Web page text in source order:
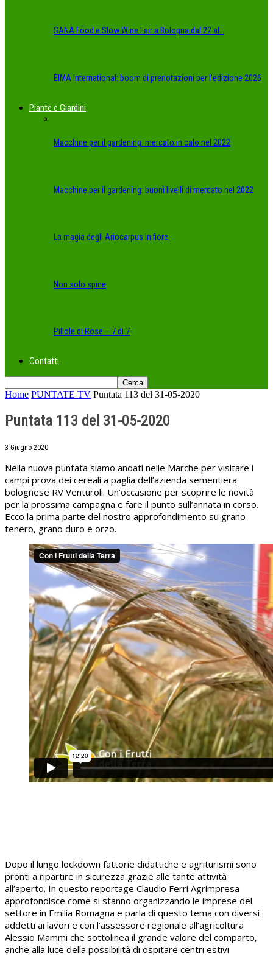
SANA Food e Slow Wine Fair a Bologna dal 22 al…
EIMA International: boom di prenotazioni per l’edizione 2026
Piante e Giardini
Macchine per il gardening: mercato in calo nel 2022
Macchine per il gardening: buoni livelli di mercato nel 2022
La magia degli Ariocarpus in fiore
Non solo spine
Pillole di Rose – 7 di 7
Contatti
Home PUNTATE TV Puntata 113 del 31-05-2020
Puntata 113 del 31-05-2020
3 Giugno 2020
Nella nuova puntata siamo andati nelle Marche per visitare i
campi prova dei cereali a paglia dell’azienda sementiera
bolognese RV Venturoli. Un’occasione per scoprire le novità
per la prossima campagna e fare il punto sull’annata in corso.
Ecco la prima parte del nostro approfondimento su grano
tenero, grano duro e orzo.
Dopo il lungo lockdown fattorie didattiche e agriturismi sono
pronti a ripartire in sicurezza grazie alle tante attività
all’aperto. In questo reportage Claudio Ferri Agrimpresa
approfondisce come si stanno organizzando le imprese del
settore in Emilia Romagna e parla di questo tema con diversi
addetti ai lavori e con l’assessore regionale all’agricoltura
Alessio Mammi che sottolinea il grande valore del comparto,
anche alla luce della possibilità di ospitare centri estivi